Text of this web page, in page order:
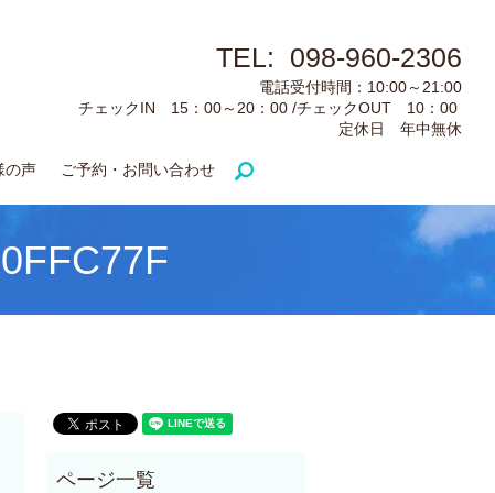
TEL: 098-960-2306
電話受付時間：10:00～21:00
チェックIN 15：00～20：00 /チェックOUT 10：00
定休日 年中無休
の声 ご予約・お問い合わせ search